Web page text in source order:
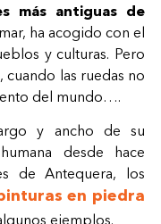
más antiguas de
ha acogido con el
y culturas. Pero
las ruedas no
del mundo….
y ancho de su
desde hace
de Antequera, los
en piedra
ejemplos.